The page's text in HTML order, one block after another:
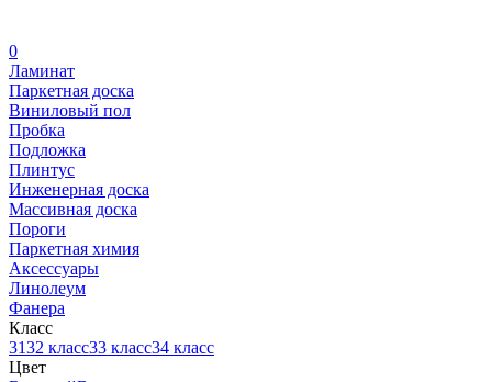
0
Ламинат
Паркетная доска
Виниловый пол
Пробка
Подложка
Плинтус
Инженерная доска
Массивная доска
Пороги
Паркетная химия
Аксессуары
Линолеум
Фанера
Класс
3132 класс33 класс34 класс
Цвет